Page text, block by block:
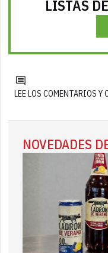
LISTAS
LEE LOS COMENTARIOS
NOVEDADES